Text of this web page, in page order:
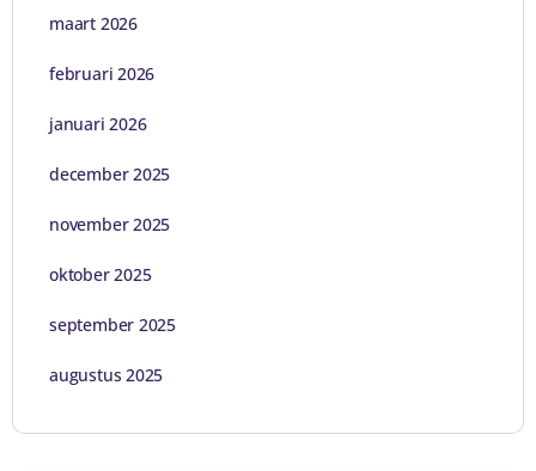
maart 2026
februari 2026
januari 2026
december 2025
november 2025
oktober 2025
september 2025
augustus 2025